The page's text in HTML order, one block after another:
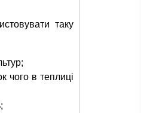
таку
чого в теплиці